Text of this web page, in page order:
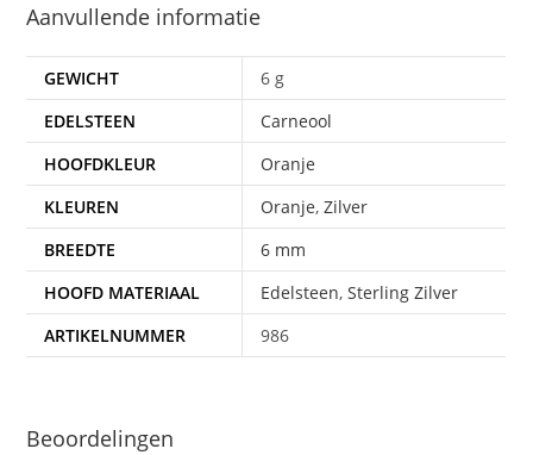
Aanvullende informatie
GEWICHT
6 g
EDELSTEEN
Carneool
HOOFDKLEUR
Oranje
KLEUREN
Oranje,Zilver
BREEDTE
6 mm
HOOFD MATERIAAL
Edelsteen,Sterling Zilver
ARTIKELNUMMER
986
Beoordelingen